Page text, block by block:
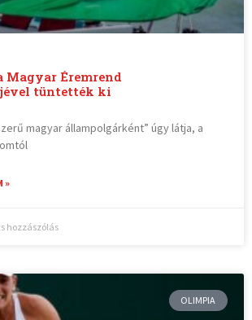
Magyar Éremrend
tüntették ki
magyar állampolgárként” úgy látja, a
»
hozzászólás
OLIMPIA